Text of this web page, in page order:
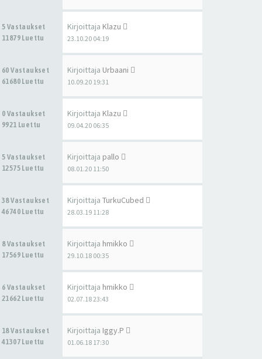
5 Vastaukset
11879 Luettu
Kirjoittaja Klazu
23.10.20 04:19
60 Vastaukset
61680 Luettu
Kirjoittaja Urbaani
10.09.20 19:31
0 Vastaukset
9921 Luettu
Kirjoittaja Klazu
09.04.20 06:35
5 Vastaukset
12575 Luettu
Kirjoittaja pallo
08.01.20 11:50
38 Vastaukset
46740 Luettu
Kirjoittaja TurkuCubed
28.03.19 11:28
8 Vastaukset
17569 Luettu
Kirjoittaja hmikko
29.10.18 00:35
6 Vastaukset
21662 Luettu
Kirjoittaja hmikko
02.07.18 23:43
18 Vastaukset
41307 Luettu
Kirjoittaja Iggy.P
01.06.18 17:30